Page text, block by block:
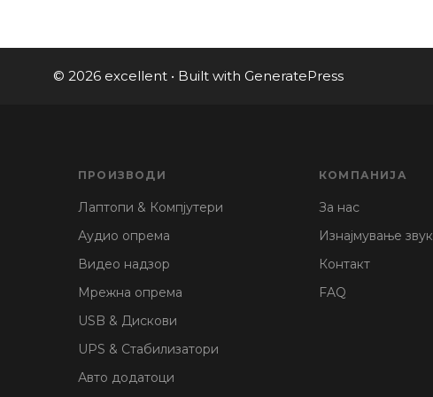
© 2026 excellent • Built with GeneratePress
ПРОИЗВОДИ
Лаптопи & Компјутери
Аудио опрема
Видео надзор
Мрежна опрема
USB & Дискови
UPS & Стабилизатори
Авто додатоци
КОМПАНИЈА
За нас
Изнајмување звук
Контакт
FAQ